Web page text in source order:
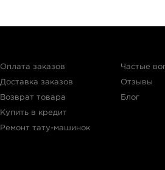
Идеальный для работы
Производство в
Обращаем ваше внимание, что в
разные!
Оплата заказов
Доставка заказов
Возврат товара
Купить в кредит
Ремонт тату-машинок
Частые
Отзывы
Блог